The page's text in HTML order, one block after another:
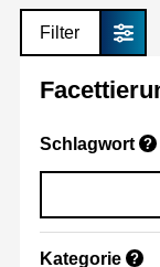
Filter
Schlagwort ?
Kategorie ?